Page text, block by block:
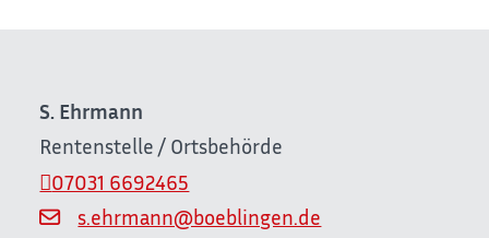
S. Ehrmann
Rentenstelle / Ortsbehörde
s.ehrmann@boeblingen.de
07031 6692465